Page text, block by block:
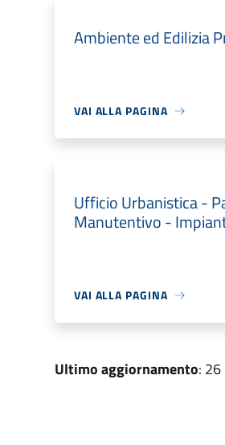
Ambiente ed Edilizia
VAI ALLA PAGINA
Ufficio Urbanistica -
Manutentivo -
VAI ALLA PAGINA
Ultimo aggiornamento: